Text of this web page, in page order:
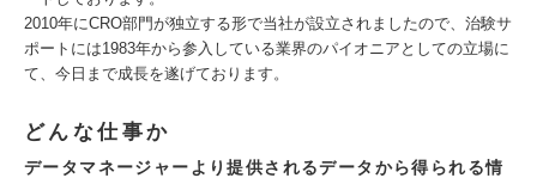
2010年にCRO部門が独立する形で当社が設立されましたので、治験サ
ポートには1983年から参入している業界のパイオニアとしての立場に
て、今日まで成長を遂げております。
どんな仕事か
データマネージャーより提供されるデータから得られる情